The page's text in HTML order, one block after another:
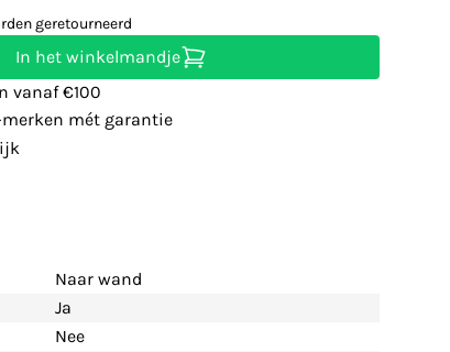
geretourneerd
In het winkelmandje
vanaf €100
mét garantie
Naar wand
Ja
Nee